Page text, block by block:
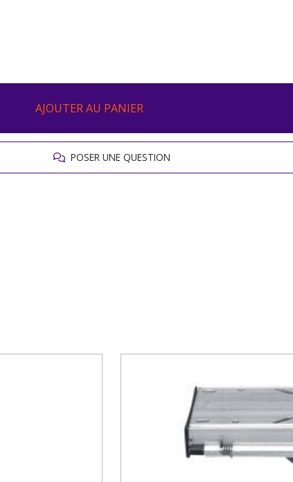
AJOUTER AU PANIER
POSER UNE QUESTION